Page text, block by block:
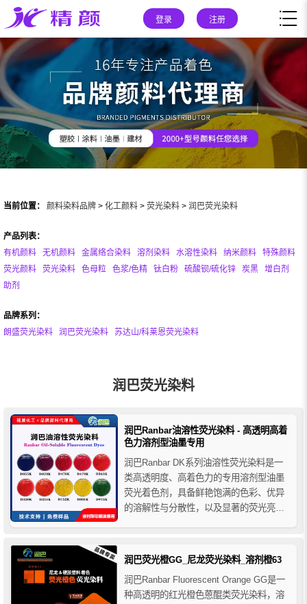
登录 注册
当前位置： 颜料染料品牌 > 化工颜料 > 荧光染料 > 润巴荧光染料
产品列表：
有机颜料
无机颜料 金属络合染料 溶剂染料 水溶性染料 纳米颜料
特殊颜料
荧光颜料
荧光染料 色母粒 色浆/色精 钛白粉 硫酸钡/硫化锌 炭黑
增白剂
助剂
品牌系列：
朗盛荧光染料
润巴荧光染料 苏达山/科莱恩荧光染料
润巴荧光染料
润巴Ranbar油溶性荧光染料 - 高透明高着
色力溶剂型油墨专用
润巴Ranbar DK系列油溶性荧光染料是一
类高透明度、高着色力的专用溶剂型油墨
荧光着色剂，具备鲜艳饱满的色彩、优异
的溶解性与分散性，以及显著的荧光亮
域，适合多种印刷工艺，能为产品提供明
亮均匀、视觉冲击力强的荧光效果。
润巴荧光橙GG_尼龙荧光染料_溶剂橙63
润巴Ranbar Fluorescent Orange GG是一
种高透明的红光橙色蒽醌类荧光染料，溶